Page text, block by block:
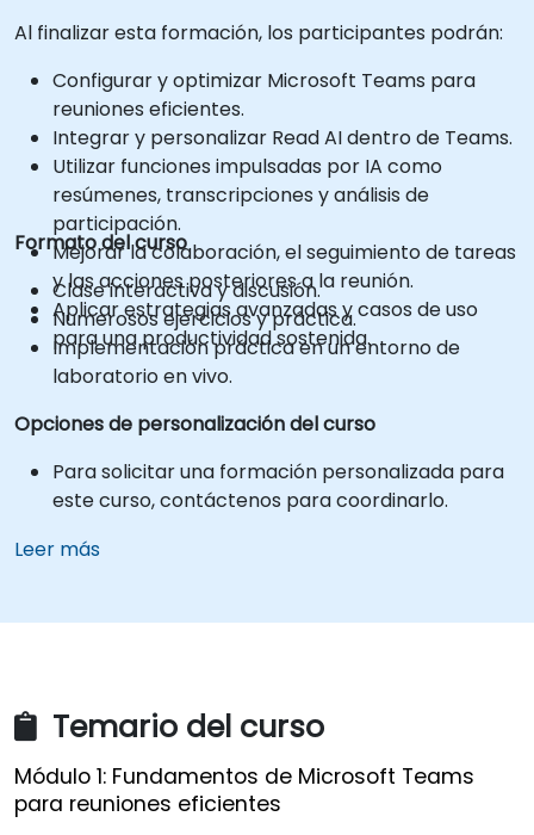
Al finalizar esta formación, los participantes podrán:
Configurar y optimizar Microsoft Teams para
reuniones eficientes.
Integrar y personalizar Read AI dentro de Teams.
Utilizar funciones impulsadas por IA como
resúmenes, transcripciones y análisis de
participación.
Mejorar la colaboración, el seguimiento de tareas
y las acciones posteriores a la reunión.
Aplicar estrategias avanzadas y casos de uso
para una productividad sostenida.
Formato del curso
Clase interactiva y discusión.
Numerosos ejercicios y práctica.
Implementación práctica en un entorno de
laboratorio en vivo.
Opciones de personalización del curso
Para solicitar una formación personalizada para
este curso, contáctenos para coordinarlo.
Leer más
Temario del curso
Módulo 1: Fundamentos de Microsoft Teams
para reuniones eficientes